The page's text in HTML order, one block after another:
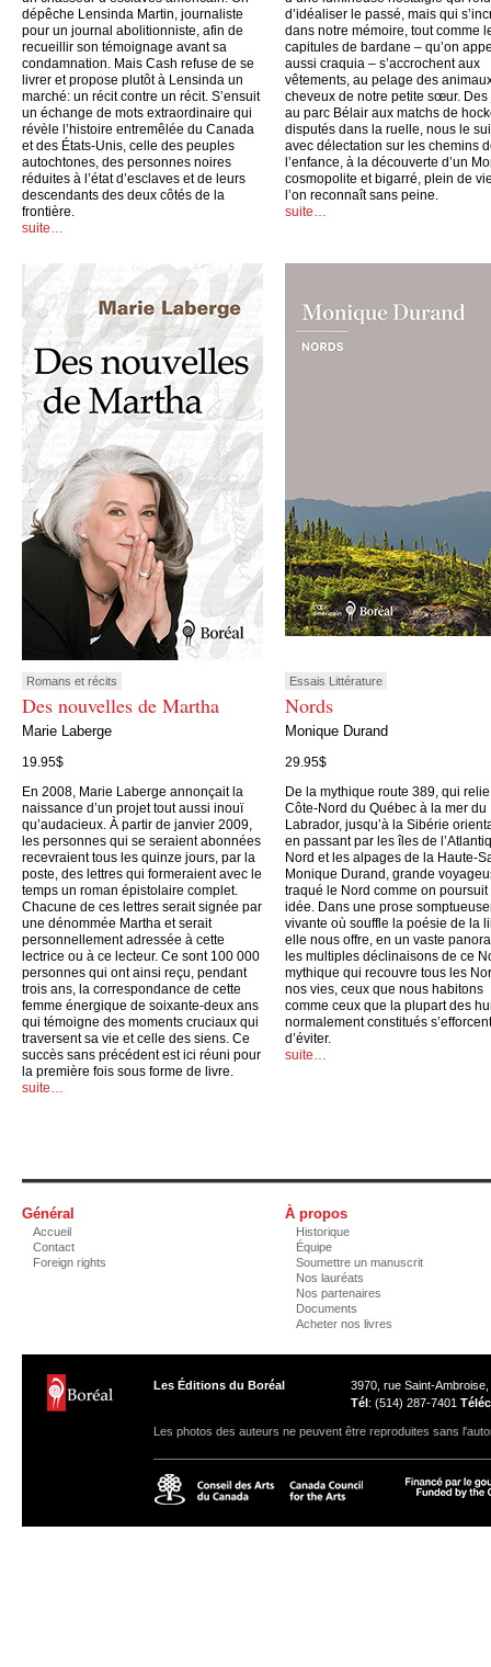
dépêche Lensinda Martin, journaliste
pour un journal abolitionniste, afin de
recueillir son témoignage avant sa
condamnation. Mais Cash refuse de se
livrer et propose plutôt à Lensinda un
marché: un récit contre un récit. S’ensuit
un échange de mots extraordinaire qui
révèle l’histoire entremêlée du Canada
et des États-Unis, celle des peuples
autochtones, des personnes noires
réduites à l’état d’esclaves et de leurs
descendants des deux côtés de la
frontière.
suite…
d’idéaliser le passé, mais qui
dans notre mémoire, tout comme
capitules de bardane – qu’on
aussi craquia – s’accrochent aux
vêtements, au pelage des
cheveux de notre petite sœur. Des
au parc Bélair aux matchs de
disputés dans la ruelle, nous le
avec délectation sur les chemins
l’enfance, à la découverte d’un
cosmopolite et bigarré, plein de
l’on reconnaît sans peine.
suite…
Romans et récits
Des nouvelles de Martha
Marie Laberge
19.95$
En 2008, Marie Laberge annonçait la
naissance d’un projet tout aussi inouï
qu’audacieux. À partir de janvier 2009,
les personnes qui se seraient abonnées
recevraient tous les quinze jours, par la
poste, des lettres qui formeraient avec le
temps un roman épistolaire complet.
Chacune de ces lettres serait signée par
une dénommée Martha et serait
personnellement adressée à cette
lectrice ou à ce lecteur. Ce sont 100 000
personnes qui ont ainsi reçu, pendant
trois ans, la correspondance de cette
femme énergique de soixante-deux ans
qui témoigne des moments cruciaux qui
traversent sa vie et celle des siens. Ce
succès sans précédent est ici réuni pour
la première fois sous forme de livre.
suite…
Essais Littérature
Nords
Monique Durand
29.95$
De la mythique route 389, qui
Côte-Nord du Québec à la mer du
Labrador, jusqu’à la Sibérie
en passant par les îles de
Nord et les alpages de la Haute-
Monique Durand, grande
traqué le Nord comme on poursuit
idée. Dans une prose
vivante où souffle la poésie de la
elle nous offre, en un vaste
les multiples déclinaisons de ce
mythique qui recouvre tous les
nos vies, ceux que nous habitons
comme ceux que la plupart des
normalement constitués s’efforcent
d’éviter.
suite…
Général
Accueil
Contact
Foreign rights
À propos
Historique
Équipe
Soumettre un manuscrit
Nos lauréats
Nos partenaires
Documents
Acheter nos livres
Les Éditions du Boréal
3970, rue Saint-
Tél: (514) 287-7401 Téléc
Les photos des auteurs ne peuvent être reproduites sans